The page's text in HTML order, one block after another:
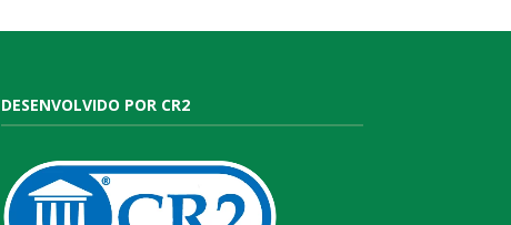
DESENVOLVIDO POR CR2